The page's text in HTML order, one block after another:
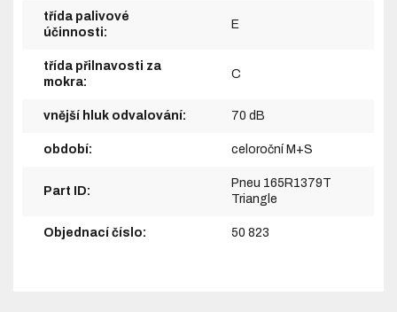
třída palivové
účinnosti:
E
třída přilnavosti za
mokra:
C
vnější hluk odvalování: 70 dB
období: celoroční M+S
Part ID:
Pneu 165R1379T
Triangle
Objednací číslo: 50 823